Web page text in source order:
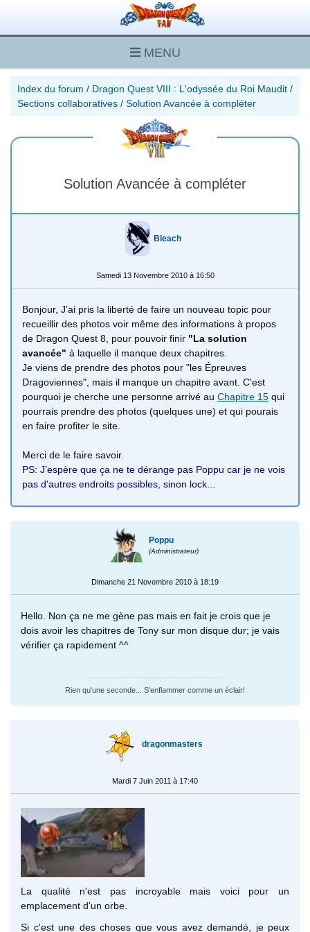
MENU
Index du forum / Dragon Quest VIII : L'odyssée du Roi Maudit /
Sections collaboratives / Solution Avancée à compléter
Solution Avancée à compléter
Bleach
Samedi 13 Novembre 2010 à 16:50
Bonjour, J'ai pris la liberté de faire un nouveau topic pour
recueillir des photos voir même des informations à propos
de Dragon Quest 8, pour pouvoir finir "La solution
avancée" à laquelle il manque deux chapitres.
Je viens de prendre des photos pour "les Épreuves
Dragoviennes", mais il manque un chapitre avant. C'est
pourquoi je cherche une personne arrivé au Chapitre 15 qui
pourrais prendre des photos (quelques une) et qui pourais
en faire profiter le site.
Merci de le faire savoir.
PS: J’espère que ça ne te dérange pas Poppu car je ne vois
pas d'autres endroits possibles, sinon lock...
Poppu
(Administrateur)
Dimanche 21 Novembre 2010 à 18:19
Hello. Non ça ne me gène pas mais en fait je crois que je
dois avoir les chapitres de Tony sur mon disque dur; je vais
vérifier ça rapidement ^^
Rien qu'une seconde... S'enflammer comme un éclair!
dragonmasters
Mardi 7 Juin 2011 à 17:40
La qualité n'est pas incroyable mais voici pour un
emplacement d'un orbe.
Si c'est une des choses que vous avez demandé, je peux